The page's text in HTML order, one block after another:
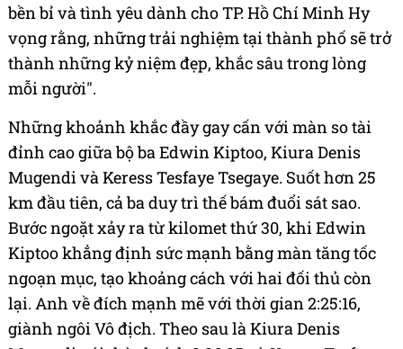
bền bỉ và tình yêu dành cho TP. Hồ Chí Minh Hy
vọng rằng, những trải nghiệm tại thành phố sẽ trở
thành những kỷ niệm đẹp, khắc sâu trong lòng
mỗi người".
Những khoảnh khắc đầy gay cấn với màn so tài
đỉnh cao giữa bộ ba Edwin Kiptoo, Kiura Denis
Mugendi và Keress Tesfaye Tsegaye. Suốt hơn 25
km đầu tiên, cả ba duy trì thế bám đuổi sát sao.
Bước ngoặt xảy ra từ kilomet thứ 30, khi Edwin
Kiptoo khẳng định sức mạnh bằng màn tăng tốc
ngoạn mục, tạo khoảng cách với hai đối thủ còn
lại. Anh về đích mạnh mẽ với thời gian 2:25:16,
giành ngôi Vô địch. Theo sau là Kiura Denis